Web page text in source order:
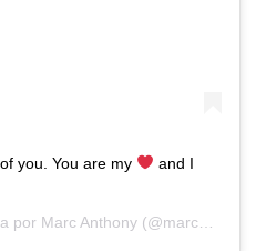
you. You are my
and I
por Marc Anthony (@marcanthony) el